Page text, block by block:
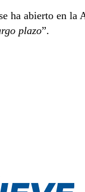
ha abierto en
plazo”.